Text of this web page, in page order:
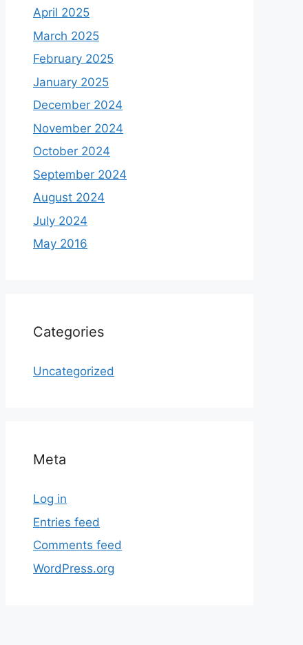
April 2025
March 2025
February 2025
January 2025
December 2024
November 2024
October 2024
September 2024
August 2024
July 2024
May 2016
Categories
Uncategorized
Meta
Log in
Entries feed
Comments feed
WordPress.org